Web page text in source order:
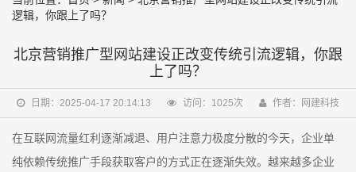
逻辑，你跟上了吗？
北京营销推广型网站建设正改变传统引流逻辑，你跟
上了吗？
日期：2025-04-17 20:14:13 访问： 1025次 作者：网建科技
在互联网流量红利逐渐减退、用户注意力极度分散的今天，企业单
纯依赖传统推广手段获取客户的方式正在逐渐失效。越来越多企业